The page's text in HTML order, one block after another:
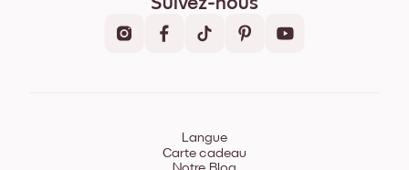
Langue
Carte cadeau